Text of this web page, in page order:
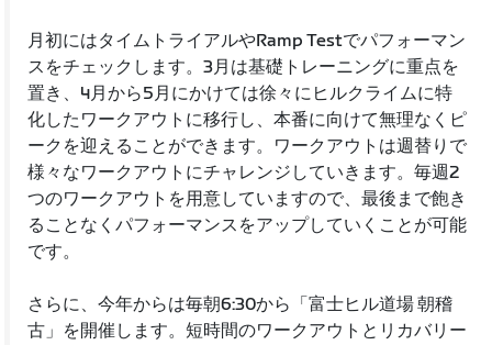
月初にはタイムトライアルやRamp Testでパフォーマン
スをチェックします。3月は基礎トレーニングに重点を
置き、4月から5月にかけては徐々にヒルクライムに特
化したワークアウトに移行し、本番に向けて無理なくピ
ークを迎えることができます。ワークアウトは週替りで
様々なワークアウトにチャレンジしていきます。毎週2
つのワークアウトを用意していますので、最後まで飽き
ることなくパフォーマンスをアップしていくことが可能
です。
さらに、今年からは毎朝6:30から「富士ヒル道場 朝稽
古」を開催します。短時間のワークアウトとリカバリー